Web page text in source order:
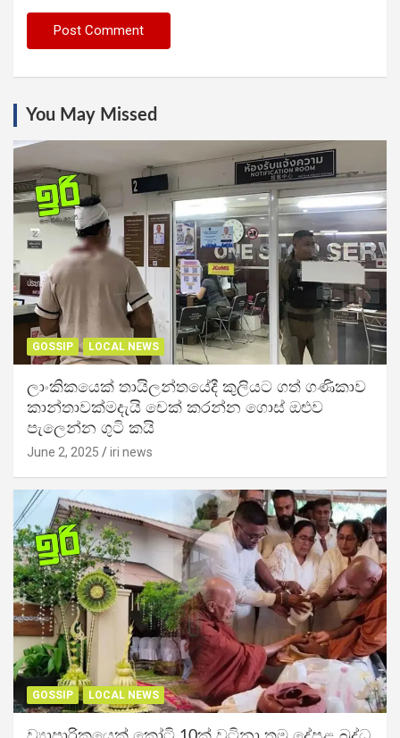
You May Missed
GOSSIP LOCAL NEWS
ලාංකිකයෙක් තායිලන්තයේදී කුලියට ගත් ගණිකාව
කාන්තාවක්මදැයි චෙක් කරන්න ගොස් ඔළුව
පැලෙන්න ගුටි කයි
June 2, 2025 iri news
GOSSIP LOCAL NEWS